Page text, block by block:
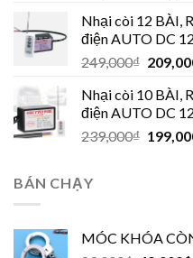
Nhại còi 12 BÀI,
điện AUTO DC
249,000₫
Nhại còi 10 BÀI,
điện AUTO DC
239,000₫
BÁN CHẠY
MÓC KHÓA